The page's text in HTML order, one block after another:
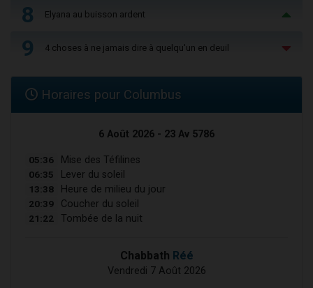
8 Elyana au buisson ardent
9 4 choses à ne jamais dire à quelqu'un en deuil
Horaires pour Columbus
6 Août 2026 - 23 Av 5786
05:36 Mise des Téfilines
06:35 Lever du soleil
13:38 Heure de milieu du jour
20:39 Coucher du soleil
21:22 Tombée de la nuit
Chabbath Réé
Vendredi 7 Août 2026